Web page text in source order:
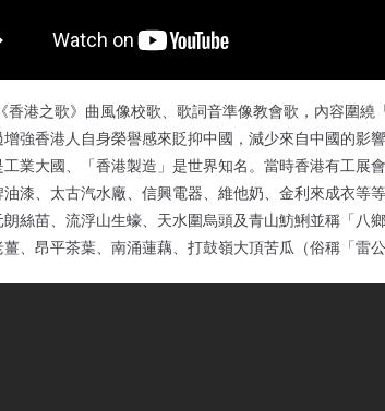
香港之歌》曲風像校歌、歌詞音準像教會歌，內容圍
強香港人自身榮譽感來貶抑中國，減少來自中國的影
業大國、「香港製造」是世界知名。當時香港有工展
油漆、太古汽水廠、信興電器、維他奶、金利來成衣等
朗絲苗、流浮山生蠔、天水圍烏頭及青山魴鯏並稱「八
、昂平茶葉、南涌蓮藕、打鼓嶺大頂苦瓜（俗稱「雷